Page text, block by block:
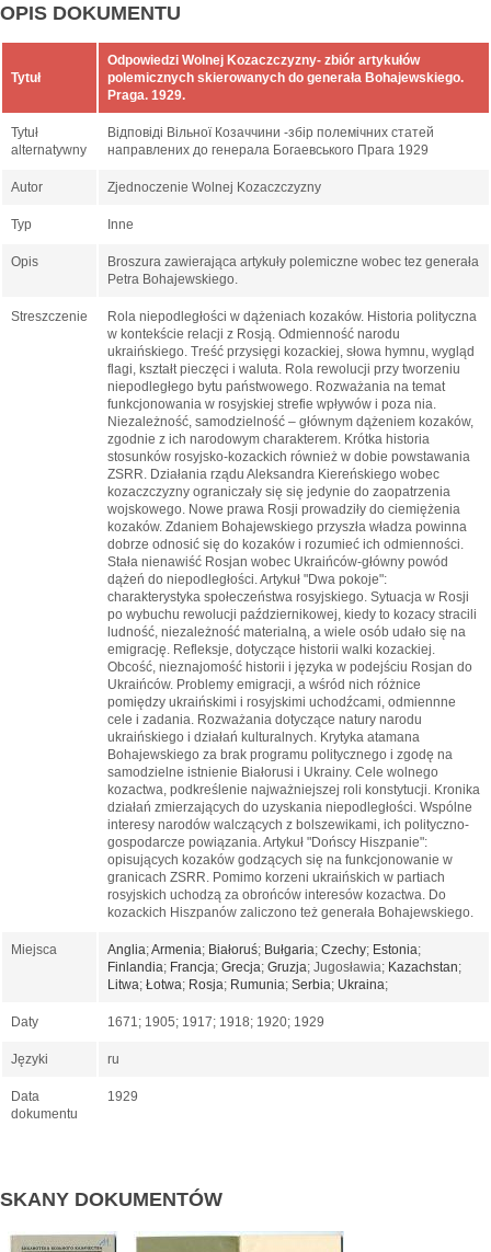
OPIS DOKUMENTU
Tytuł
Odpowiedzi Wolnej Kozaczczyzny- zbiór artykułów
polemicznych skierowanych do generała Bohajewskiego.
Praga. 1929.
Tytuł
alternatywny
Відповіді Вільної Козаччини -збір полемічних статей
направлених до генерала Богаевського Прага 1929
Autor Zjednoczenie Wolnej Kozaczczyzny
Typ Inne
Opis
Broszura zawierająca artykuły polemiczne wobec tez generała
Petra Bohajewskiego.
Streszczenie
Rola niepodległości w dążeniach kozaków. Historia polityczna
w kontekście relacji z Rosją. Odmienność narodu
ukraińskiego. Treść przysięgi kozackiej, słowa hymnu, wygląd
flagi, kształt pieczęci i waluta. Rola rewolucji przy tworzeniu
niepodległego bytu państwowego. Rozważania na temat
funkcjonowania w rosyjskiej strefie wpływów i poza nia.
Niezależność, samodzielność – głównym dążeniem kozaków,
zgodnie z ich narodowym charakterem. Krótka historia
stosunków rosyjsko-kozackich również w dobie powstawania
ZSRR. Działania rządu Aleksandra Kiereńskiego wobec
kozaczczyzny ograniczały się się jedynie do zaopatrzenia
wojskowego. Nowe prawa Rosji prowadziły do ciemiężenia
kozaków. Zdaniem Bohajewskiego przyszła władza powinna
dobrze odnosić się do kozaków i rozumieć ich odmienności.
Stała nienawiść Rosjan wobec Ukraińców-główny powód
dążeń do niepodległości. Artykuł "Dwa pokoje":
charakterystyka społeczeństwa rosyjskiego. Sytuacja w Rosji
po wybuchu rewolucji październikowej, kiedy to kozacy stracili
ludność, niezależność materialną, a wiele osób udało się na
emigrację. Refleksje, dotyczące historii walki kozackiej.
Obcość, nieznajomość historii i języka w podejściu Rosjan do
Ukraińców. Problemy emigracji, a wśród nich różnice
pomiędzy ukraińskimi i rosyjskimi uchodźcami, odmiennne
cele i zadania. Rozważania dotyczące natury narodu
ukraińskiego i działań kulturalnych. Krytyka atamana
Bohajewskiego za brak programu politycznego i zgodę na
samodzielne istnienie Białorusi i Ukrainy. Cele wolnego
kozactwa, podkreślenie najważniejszej roli konstytucji. Kronika
działań zmierzających do uzyskania niepodległości. Wspólne
interesy narodów walczących z bolszewikami, ich polityczno-
gospodarcze powiązania. Artykuł "Dońscy Hiszpanie":
opisujących kozaków godzących się na funkcjonowanie w
granicach ZSRR. Pomimo korzeni ukraińskich w partiach
rosyjskich uchodzą za obrońców interesów kozactwa. Do
kozackich Hiszpanów zaliczono też generała Bohajewskiego.
Miejsca Anglia;Armenia; Białoruś; Bułgaria; Czechy; Estonia;
Finlandia; Francja; Grecja; Gruzja; Jugosławia; Kazachstan;
Litwa; Łotwa; Rosja; Rumunia; Serbia; Ukraina;
Daty 1671; 1905; 1917; 1918; 1920; 1929
Języki ru
Data
dokumentu
1929
SKANY DOKUMENTÓW